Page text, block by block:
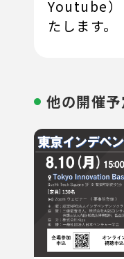
Youtube）
たします。
他の開催